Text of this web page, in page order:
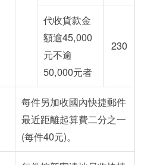
代收貨款金
額逾45,000
元不逾
50,000元者
230
每件另加收國內快捷郵件
最近距離起算費二分之一
(每件40元)。